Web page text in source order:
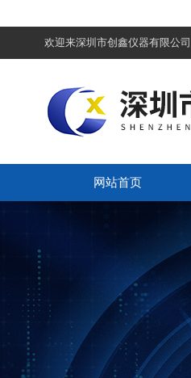
欢迎来深圳市创鑫仪器有限公
网站首页